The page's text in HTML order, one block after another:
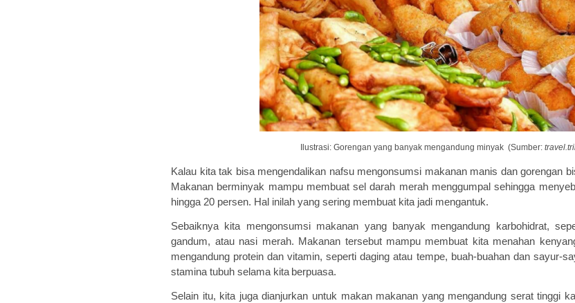
Ilustrasi: Gorengan yang banyak mengandung minyak (Sumber:
Kalau kita tak bisa mengendalikan nafsu mengonsumsi makanan manis dan gorengan
Makanan berminyak mampu membuat sel darah merah menggumpal sehingga
hingga 20 persen. Hal inilah yang sering membuat kita jadi mengantuk.
Sebaiknya kita mengonsumsimakanan yang banyak mengandung karbohidrat,
gandum, atau nasi merah. Makanan tersebut mampu membuat kita menahan
mengandung protein dan vitamin,seperti daging atau tempe, buah-buahan dansayur-
stamina tubuh selama kita berpuasa.
Selain itu, kita juga dianjurkan untuk makan makanan yang mengandung serat tinggi